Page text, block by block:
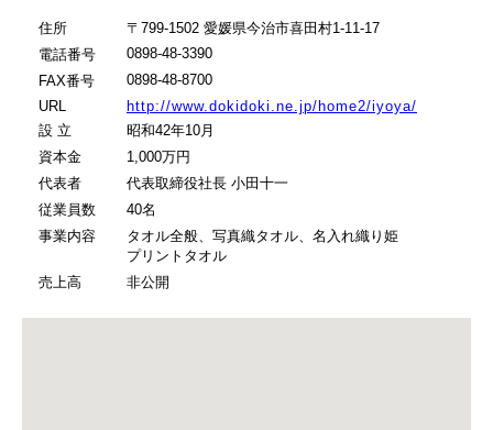
住所
〒799-1502 愛媛県今治市喜田村1-11-17
電話番号
0898-48-3390
FAX番号
0898-48-8700
URL
http://www.dokidoki.ne.jp/home2/iyoya/
設 立
昭和42年10月
資本金
1,000万円
代表者
代表取締役社長 小田十一
従業員数
40名
事業内容
タオル全般、写真織タオル、名入れ織り姫
プリントタオル
売上高
非公開